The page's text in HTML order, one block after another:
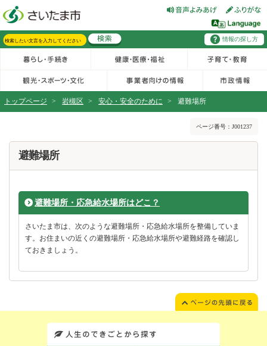
情報の探し方
トップページ > 岩槻区 > 安心・安全のために > 避難場所
ページ番号：J001237
避難場所
避難場所・応急給水場所はどこ？
さいたま市は、次のような避難場所・応急給水場所を整備していま
す。お住まいの近くの避難場所・応急給水場所や避難経路を確認し
ておきましょう。